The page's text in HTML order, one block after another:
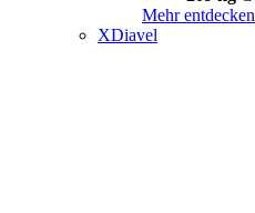
Mehr entdecken
XDiavel